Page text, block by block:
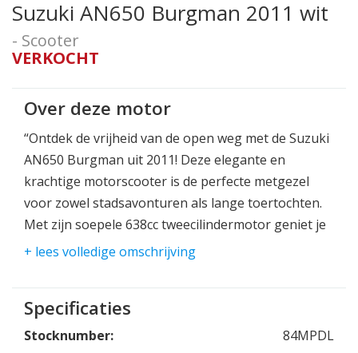
Suzuki AN650 Burgman 2011 wit
- Scooter
VERKOCHT
Over deze motor
“Ontdek de vrijheid van de open weg met de Suzuki
AN650 Burgman uit 2011! Deze elegante en
krachtige motorscooter is de perfecte metgezel
voor zowel stadsavonturen als lange toertochten.
Met zijn soepele 638cc tweecilindermotor geniet je
van indrukwekkende prestaties en comfortabele
De AN650 Burgman is voorzien van geavanceerde
functies zoals een elektrisch verstelbaar
windscherm, een ruim opbergvak onder het zadel
+ lees volledige omschrijving
Specificaties
Stocknumber:
84MPDL